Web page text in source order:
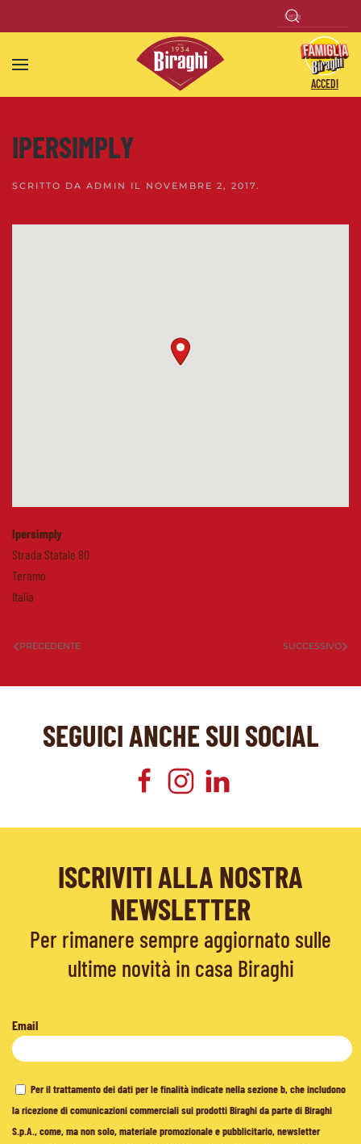
Skip to main content
ACCEDI
IPERSIMPLY
SCRITTO DA ADMIN IL NOVEMBRE 2, 2017.
Ipersimply
Strada Statale 80
Teramo
Italia
PRECEDENTE SUCCESSIVO
SEGUICI ANCHE SUI SOCIAL
ISCRIVITI ALLA NOSTRA
NEWSLETTER
Per rimanere sempre aggiornato sulle
ultime novità in casa Biraghi
Email
Per il trattamento dei dati per le finalità indicate nella sezione b, che includono
la ricezione di comunicazioni commerciali sui prodotti Biraghi da parte di Biraghi
S.p.A., come, ma non solo, materiale promozionale e pubblicitario, newsletter